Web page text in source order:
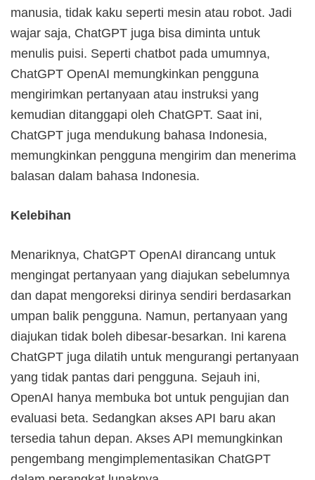
manusia, tidak kaku seperti mesin atau robot. Jadi
wajar saja, ChatGPT juga bisa diminta untuk
menulis puisi. Seperti chatbot pada umumnya,
ChatGPT OpenAI memungkinkan pengguna
mengirimkan pertanyaan atau instruksi yang
kemudian ditanggapi oleh ChatGPT. Saat ini,
ChatGPT juga mendukung bahasa Indonesia,
memungkinkan pengguna mengirim dan menerima
balasan dalam bahasa Indonesia.
Kelebihan
Menariknya, ChatGPT OpenAI dirancang untuk
mengingat pertanyaan yang diajukan sebelumnya
dan dapat mengoreksi dirinya sendiri berdasarkan
umpan balik pengguna. Namun, pertanyaan yang
diajukan tidak boleh dibesar-besarkan. Ini karena
ChatGPT juga dilatih untuk mengurangi pertanyaan
yang tidak pantas dari pengguna. Sejauh ini,
OpenAI hanya membuka bot untuk pengujian dan
evaluasi beta. Sedangkan akses API baru akan
tersedia tahun depan. Akses API memungkinkan
pengembang mengimplementasikan ChatGPT